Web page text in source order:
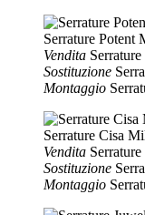
Serrature Potent
Vendita
Sostituzione
Montaggio
Serrature Cisa
Vendita
Sostituzione
Montaggio